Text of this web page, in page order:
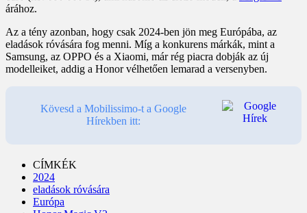
árához.
Az a tény azonban, hogy csak 2024-ben jön meg Európába, az
eladások róvására fog menni. Míg a konkurens márkák, mint a
Samsung, az OPPO és a Xiaomi, már rég piacra dobják az új
modelleiket, addig a Honor vélhetően lemarad a versenyben.
Kövesd a Mobilissimo-t a Google
Hírekben itt:
CÍMKÉK
2024
eladások róvására
Európa